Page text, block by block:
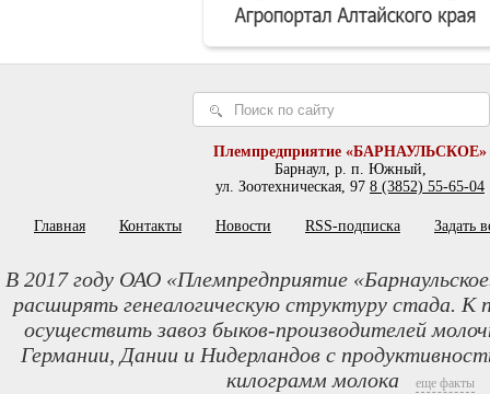
Племпредприятие «БАРНАУЛЬСКОЕ»
Барнаул, р. п. Южный,
ул. Зоотехническая, 97 8 (3852) 55-65-04
Главная Контакты Новости RSS-подписка Задать
В 2017 году ОАО «Племпредприятие
расширять генеалогическую структуру стада. К
осуществить завоз быков-производителей
Германии, Дании и Нидерландов с
килограмм молока
еще факты